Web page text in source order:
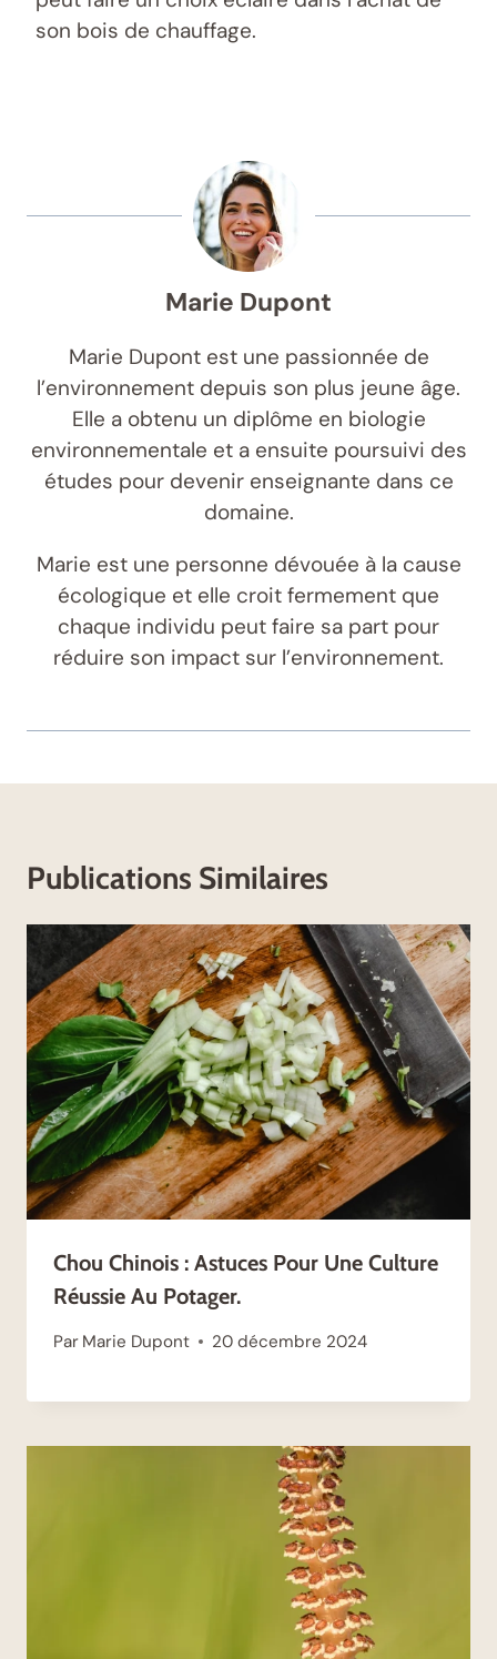
son bois de chauffage.
Marie Dupont
Marie Dupont est une passionnée de
l’environnement depuis son plus jeune âge.
Elle a obtenu un diplôme en biologie
environnementale et a ensuite poursuivi des
études pour devenir enseignante dans ce
domaine.
Marie est une personne dévouée à la cause
écologique et elle croit fermement que
chaque individu peut faire sa part pour
réduire son impact sur l’environnement.
Publications Similaires
Chou Chinois : Astuces Pour Une Culture
Réussie Au Potager.
Par Marie Dupont 20 décembre 2024